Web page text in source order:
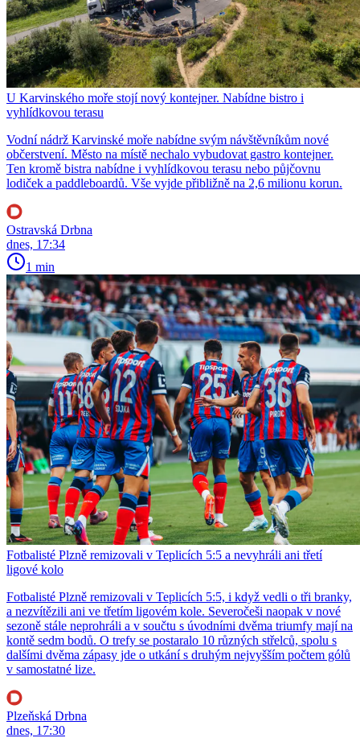
U Karvinského moře stojí nový kontejner. Nabídne bistro i
vyhlídkovou terasu
Vodní nádrž Karvinské moře nabídne svým návštěvníkům nové
občerstvení. Město na místě nechalo vybudovat gastro kontejner.
Ten kromě bistra nabídne i vyhlídkovou terasu nebo půjčovnu
lodiček a paddleboardů. Vše vyjde přibližně na 2,6 milionu korun.
Ostravská Drbna
dnes, 17:34
1 min
Fotbalisté Plzně remizovali v Teplicích 5:5 a nevyhráli ani třetí
ligové kolo
Fotbalisté Plzně remizovali v Teplicích 5:5, i když vedli o tři branky,
a nezvítězili ani ve třetím ligovém kole. Severočeši naopak v nové
sezoně stále neprohráli a v součtu s úvodními dvěma triumfy mají na
kontě sedm bodů. O trefy se postaralo 10 různých střelců, spolu s
dalšími dvěma zápasy jde o utkání s druhým nejvyšším počtem gólů
v samostatné lize.
Plzeňská Drbna
dnes, 17:30